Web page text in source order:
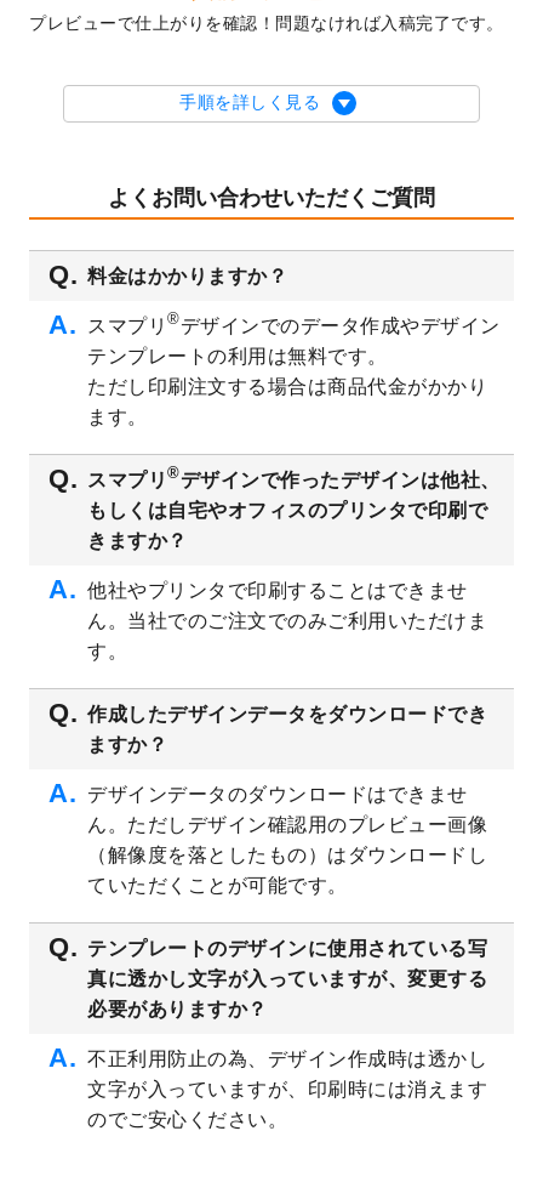
た！
を公開いたしました。
2023/9/1
2024年版1月始まりのカレンダーデザイン
オリジナルサイズ、変型サイズで作成でき
るようになりました！
2023/8/18
チケットのデザインテンプレートを追加し
ました。
2023/8/7
【新商品】チケット
が作成できるようにな
りました！
美容・エステのチラシデザインテンプレー
トを追加しました。
いたしました。
2023/6/12
うちわのデザインテンプレート
を公開いた
しました。
を公開いたしました。
2023/5/9
書類カバー（見積書表紙）のデザインテン
追加しました。
2023/4/20
2023/4/18
セミナー・講演会のチラシデザインテンプ
レートを追加しました。
2023/4/18
スポーツジム・フィットネスクラブのチラ
シデザインテンプレート
2023/3/16
シール・ラベルのデザインテンプレートを
公開いたしました。
2023/3/13
封筒（長3、洋長3、角2）のデザインテンプ
レートを追加しました。
2023/3/13
クリアファイルのデザインテンプレート
追加しました。
2023/3/2
パワーポイント版テンプレートをダウンロ
プレビューで仕上がりを確認！問題なければ入稿完了です。
手順を詳しく見る
よくお問い合わせいただくご質問
料金はかかりますか？
スマプリ ®デザインでのデータ作成やデザイン
テンプレートの利用は無料です。
ただし印刷注文する場合は商品代金がかかり
ます。
スマプリ ®デザインで作ったデザインは他社、
もしくは自宅やオフィスのプリンタで印刷で
きますか？
他社やプリンタで印刷することはできませ
ん。当社でのご注文でのみご利用いただけま
す。
作成したデザインデータをダウンロードでき
ますか？
デザインデータのダウンロードはできませ
ん。ただしデザイン確認用のプレビュー画像
（解像度を落としたもの）はダウンロードし
ていただくことが可能です。
テンプレートのデザインに使用されている写
真に透かし文字が入っていますが、変更する
必要がありますか？
不正利用防止の為、デザイン作成時は透かし
文字が入っていますが、印刷時には消えます
のでご安心ください。